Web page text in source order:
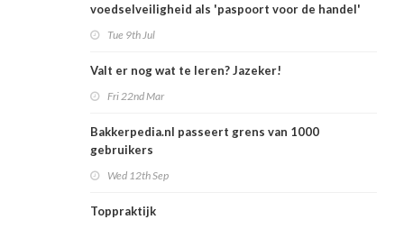
voedselveiligheid als 'paspoort voor de handel'
Tue 9th Jul
Valt er nog wat te leren? Jazeker!
Fri 22nd Mar
Bakkerpedia.nl passeert grens van 1000
gebruikers
Wed 12th Sep
Toppraktijk